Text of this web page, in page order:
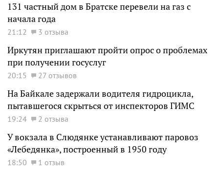
131 частный дом в Братске перевели на газ с
начала года
21:12 3 отзыва
Иркутян приглашают пройти опрос о проблемах
при получении госуслуг
20:15 27 отзывов
На Байкале задержали водителя гидроцикла,
пытавшегося скрыться от инспекторов ГИМС
19:24 2 отзыва
У вокзала в Слюдянке устанавливают паровоз
«Лебедянка», построенный в 1950 году
18:50
1 отзыв